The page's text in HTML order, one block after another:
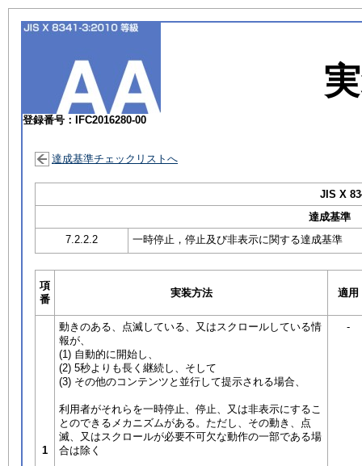
登録番号：IFC2016280-00
達成基準チェックリストへ
JIS X
達成基準
7.2.2.2
一時停止，停止及び非表示に関する達成基準
項
番
実装方法 適用
1
動きのある、点滅している、又はスクロールしている情
報が、
(1) 自動的に開始し、
(2) 5秒よりも長く継続し、そして
(3) その他のコンテンツと並行して提示される場合、
利用者がそれらを一時停止、停止、又は非表示にするこ
とのできるメカニズムがある。ただし、その動き、点
滅、又はスクロールが必要不可欠な動作の一部である場
合は除く
-